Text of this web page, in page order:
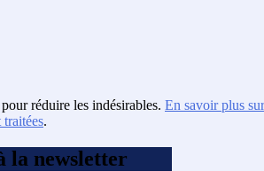
réduire les indésirables. En savoir plus
traitées.
la newsletter